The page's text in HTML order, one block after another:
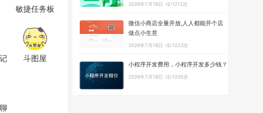
敏捷任务板
斗图屋
2026年7月18日 1212次
微信小商店全量开放,人人都能开个店
做点小生意
2026年7月18日 1223次
小程序开发费用，小程序开发多少钱？
2026年7月18日 1205次